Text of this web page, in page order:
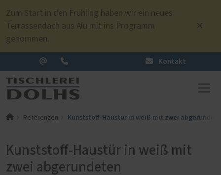
Zum Start in den Frühling haben wir ein neues
Terrassendach aus Alu mit ins Programm
genommen.
Kontakt
Referenzen Kunststoff-Haustür in weiß mit zwei
Kunststoff-Haustür in weiß mit
zwei abgerundeten